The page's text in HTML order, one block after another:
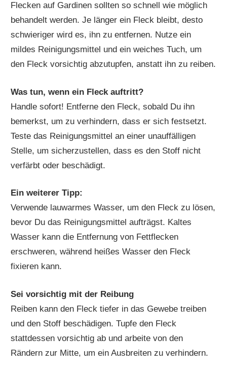
Flecken auf Gardinen sollten so schnell wie möglich
behandelt werden. Je länger ein Fleck bleibt, desto
schwieriger wird es, ihn zu entfernen. Nutze ein
mildes Reinigungsmittel und ein weiches Tuch, um
den Fleck vorsichtig abzutupfen, anstatt ihn zu reiben.
Was tun, wenn ein Fleck auftritt?
Handle sofort! Entferne den Fleck, sobald Du ihn
bemerkst, um zu verhindern, dass er sich festsetzt.
Teste das Reinigungsmittel an einer unauffälligen
Stelle, um sicherzustellen, dass es den Stoff nicht
verfärbt oder beschädigt.
Ein weiterer Tipp:
Verwende lauwarmes Wasser, um den Fleck zu lösen,
bevor Du das Reinigungsmittel aufträgst. Kaltes
Wasser kann die Entfernung von Fettflecken
erschweren, während heißes Wasser den Fleck
fixieren kann.
Sei vorsichtig mit der Reibung
Reiben kann den Fleck tiefer in das Gewebe treiben
und den Stoff beschädigen. Tupfe den Fleck
stattdessen vorsichtig ab und arbeite von den
Rändern zur Mitte, um ein Ausbreiten zu verhindern.